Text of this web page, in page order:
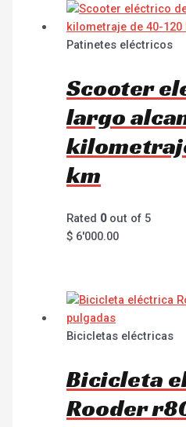
Patinetes eléctricos
Scooter
largo
km
Rated 0out of 5
$ 6'000.00
Bicicletas eléctricas
Bicicleta
Rooder